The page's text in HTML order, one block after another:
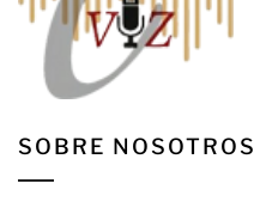
SOBRE NOSOTROS